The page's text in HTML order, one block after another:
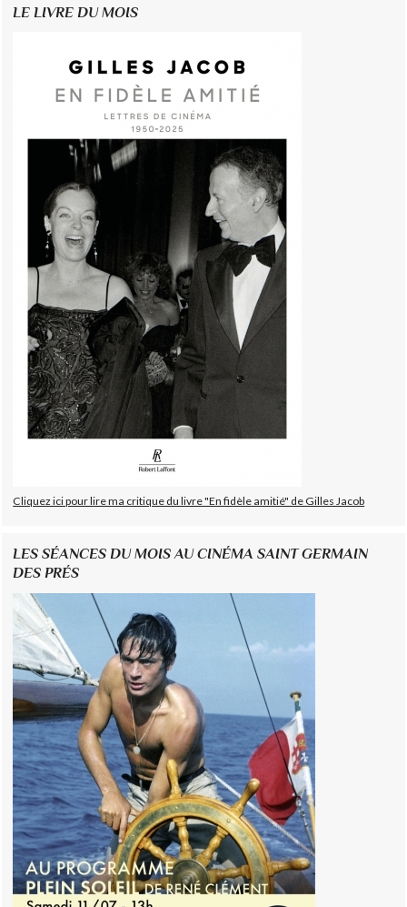
LE LIVRE DU MOIS
Cliquez ici pour lire ma critique du livre "En fidèle amitié" de Gilles Jacob
LES SÉANCES DU MOIS AU CINÉMA SAINT GERMAIN
DES PRÉS